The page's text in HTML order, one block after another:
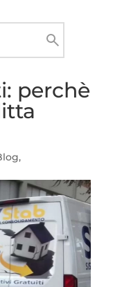
Cerca
perchè
,